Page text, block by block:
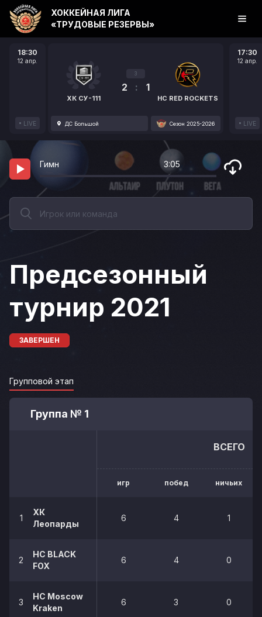
18:30
12 апр.
LIVE
ХК СУ-111
3
2 : 1
HC RED ROCKETS
ДС Большой Сезон 2025-2026
17:30
12 апр.
LIVE
ХОККЕЙНАЯ ЛИГА
«ТРУДОВЫЕ РЕЗЕРВЫ»
Гимн 3:05
Предсезонный
турнир 2021
ЗАВЕРШЕН
Групповой этап
Группа № 1
ВСЕГО
игр побед ничьих
1
ХК
Леопарды
6 4 1
2
HC BLACK
FOX
6 4 0
3
HC Moscow
Kraken
6 3 0